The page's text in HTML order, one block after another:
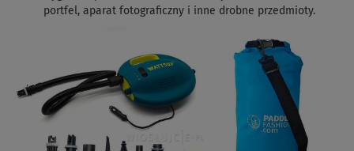
portfel, aparat fotograficzny i inne drobne przedmioty.